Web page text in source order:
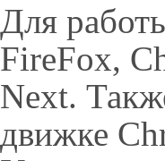
Для
FireFox,
Next.
движке